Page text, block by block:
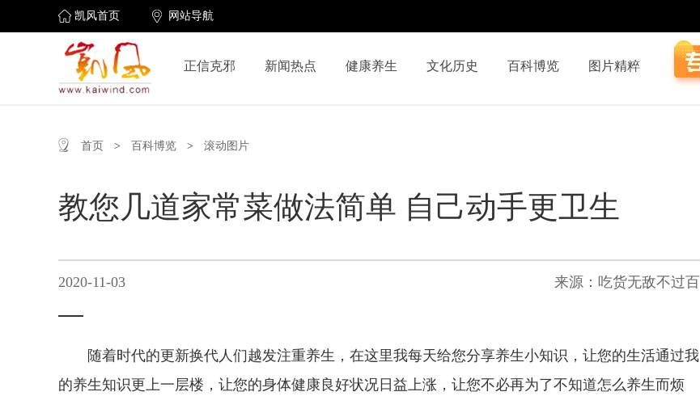
凯风首页 网站导航
正信克邪 新闻热点 健康养生 文化历史 百科博览 图片精粹
首页 > 百科博览 > 滚动图片
教您几道家常菜做法简单 自己动手更卫生
2020-11-03 来源：吃货无敌不过百
随着时代的更新换代人们越发注重养生，在这里我每天给您分享养生小知识，让您的生活通过我
的养生知识更上一层楼，让您的身体健康良好状况日益上涨，让您不必再为了不知道怎么养生而烦